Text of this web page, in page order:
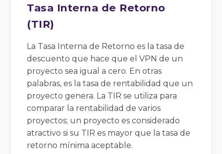
Tasa Interna de Retorno
(TIR)
La Tasa Interna de Retorno es la tasa de
descuento que hace que el VPN de un
proyecto sea igual a cero. En otras
palabras, es la tasa de rentabilidad que un
proyecto genera. La TIR se utiliza para
comparar la rentabilidad de varios
proyectos; un proyecto es considerado
atractivo si su TIR es mayor que la tasa de
retorno mínima aceptable.